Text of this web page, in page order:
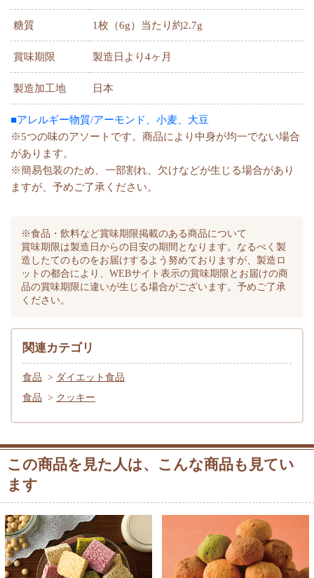
糖質 1枚（6g）当たり約2.7g
賞味期限 製造日より4ヶ月
製造加工地 日本
■アレルギー物質/アーモンド、小麦、大豆
※5つの味のアソートです。商品により中身が均一でない場合
があります。
※簡易包装のため、一部割れ、欠けなどが生じる場合があり
ますが、予めご了承ください。
※食品・飲料など賞味期限掲載のある商品について
賞味期限は製造日からの目安の期間となります。なるべく製
造したてのものをお届けするよう努めておりますが、製造ロ
ットの都合により、WEBサイト表示の賞味期限とお届けの商
品の賞味期限に違いが生じる場合がございます。予めご了承
ください。
関連カテゴリ
食品 > ダイエット食品
食品 > クッキー
この商品を見た人は、こんな商品も見てい
ます